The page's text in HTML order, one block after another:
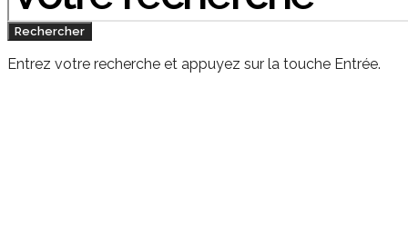
Rechercher
Entrez votre recherche et appuyez sur la touche Entrée.